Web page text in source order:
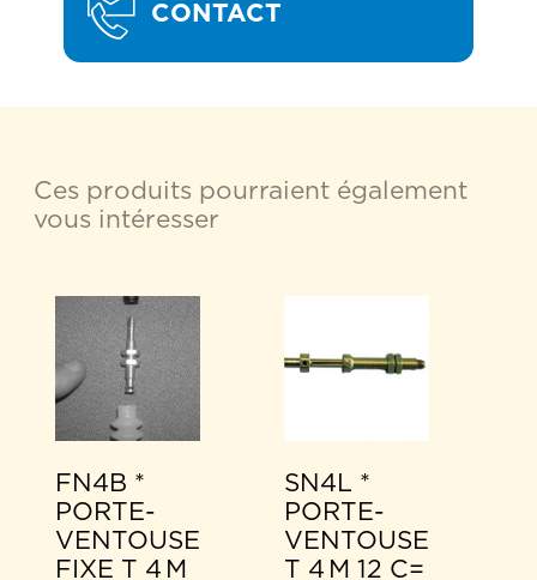
CONTACT
Ces produits pourraient également
vous intéresser
FN4B *
PORTE-
VENTOUSE
FIXE T 4 M
SN4L *
PORTE-
VENTOUSE
T 4 M 12 C=